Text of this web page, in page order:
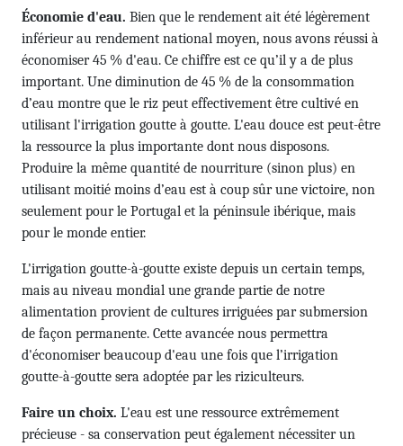
Économie d'eau. Bien que le rendement ait été légèrement
inférieur au rendement national moyen, nous avons réussi à
économiser 45 % d'eau. Ce chiffre est ce qu’il y a de plus
important. Une diminution de 45 % de la consommation
d’eau montre que le riz peut effectivement être cultivé en
utilisant l'irrigation goutte à goutte. L'eau douce est peut-être
la ressource la plus importante dont nous disposons.
Produire la même quantité de nourriture (sinon plus) en
utilisant moitié moins d’eau est à coup sûr une victoire, non
seulement pour le Portugal et la péninsule ibérique, mais
pour le monde entier.
L'irrigation goutte-à-goutte existe depuis un certain temps,
mais au niveau mondial une grande partie de notre
alimentation provient de cultures irriguées par submer­sion
de façon permanente. Cette avancée nous permettra
d'économiser beaucoup d'eau une fois que l’irrigation
goutte-à-goutte sera adoptée par les riziculteurs.
Faire un choix. L'eau est une ressource extrêmement
précieuse - sa conservation peut également nécessiter un